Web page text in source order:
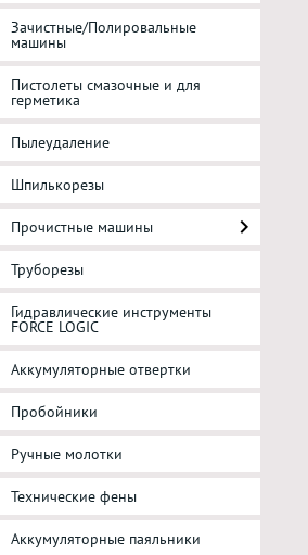
Зачистные/Полировальные
машины
Пистолеты смазочные и для
герметика
Пылеудаление
Шпилькорезы
Прочистные машины
Труборезы
Гидравлические инструменты
FORCE LOGIC
Аккумуляторные отвертки
Пробойники
Ручные молотки
Технические фены
Аккумуляторные паяльники